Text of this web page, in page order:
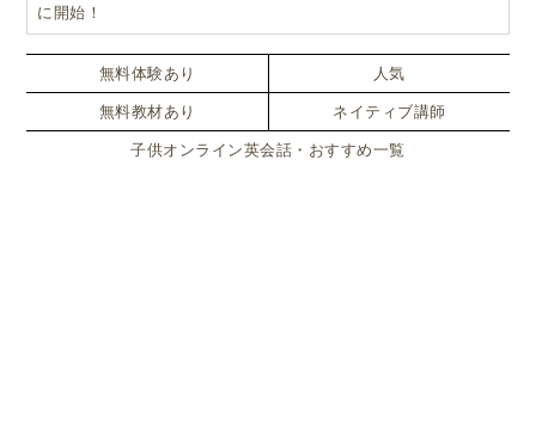
応募できるのは主に中学9年生（スウェーデンの学制
でいう「årskurs 9」）以上。
生徒はウプサラ市を通じて申し込み、全員が仕事を得
に開始！
無料体験あり 人気
無料教材あり ネイティブ講師
子供オンライン英会話・おすすめ一覧